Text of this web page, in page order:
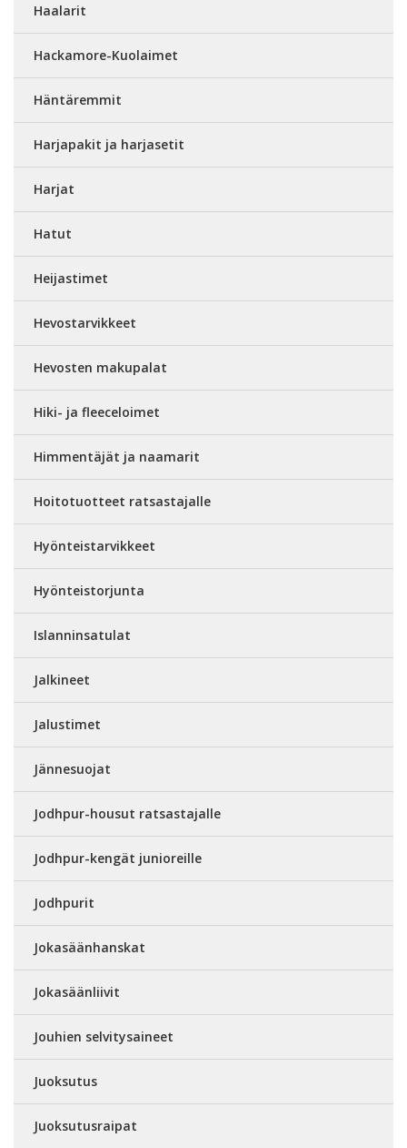
Haalarit
Hackamore-Kuolaimet
Häntäremmit
Harjapakit ja harjasetit
Harjat
Hatut
Heijastimet
Hevostarvikkeet
Hevosten makupalat
Hiki- ja fleeceloimet
Himmentäjät ja naamarit
Hoitotuotteet ratsastajalle
Hyönteistarvikkeet
Hyönteistorjunta
Islanninsatulat
Jalkineet
Jalustimet
Jännesuojat
Jodhpur-housut ratsastajalle
Jodhpur-kengät junioreille
Jodhpurit
Jokasäänhanskat
Jokasäänliivit
Jouhien selvitysaineet
Juoksutus
Juoksutusraipat